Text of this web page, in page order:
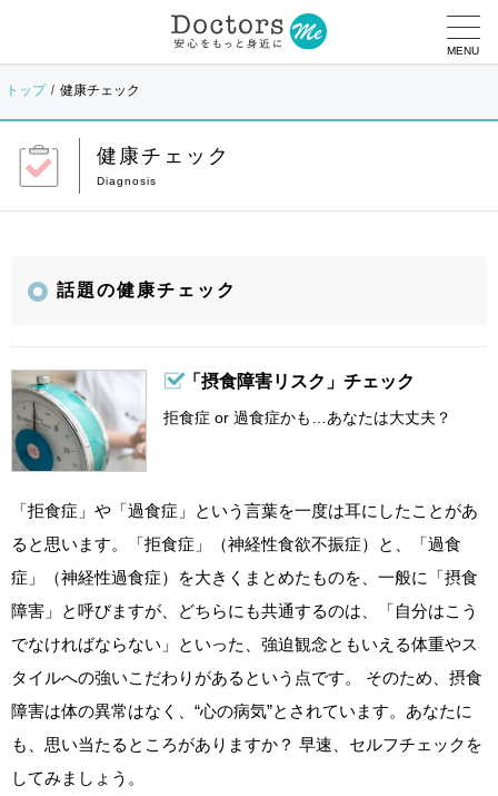
MENU
トップ 健康チェック
健康チェック
話題の健康チェック
「摂食障害リスク」チェック
拒食症 or 過食症かも…あなたは大丈夫？
「拒食症」や「過食症」という言葉を一度は耳にしたことがあ
ると思います。「拒食症」（神経性食欲不振症）と、「過食
症」（神経性過食症）を大きくまとめたものを、一般に「摂食
障害」と呼びますが、どちらにも共通するのは、「自分はこう
でなければならない」といった、強迫観念ともいえる体重やス
タイルへの強いこだわりがあるという点です。 そのため、摂食
障害は体の異常はなく、“心の病気”とされています。あなたに
も、思い当たるところがありますか？ 早速、セルフチェックを
してみましょう。